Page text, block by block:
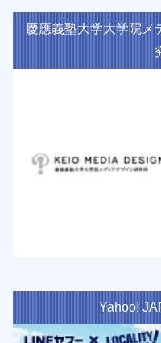
慶應義塾大学大学院メ
Yahoo!